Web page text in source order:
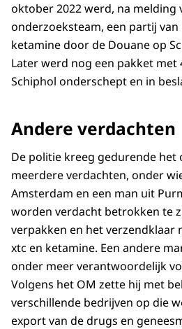
oktober 2022 werd, na melding
onderzoeksteam, een partij
ketamine door de Douane op
Later werd nog een pakket met
Schiphol onderschept en in
Andere verdachten
De politie kreeg gedurende het
meerdere verdachten, onder
Amsterdam en een man uit
worden verdacht betrokken te
verpakken en het verzendklaar
xtc en ketamine. Een andere
onder meer verantwoordelijk
Volgens het OM zette hij met
verschillende bedrijven op die
export van de drugs en